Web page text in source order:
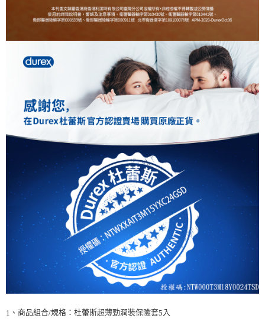
1 、商品組合/規格：杜蕾斯超薄勁潤裝保險套5 入